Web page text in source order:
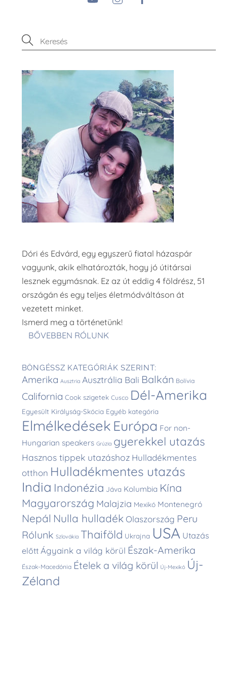
Dóri és Edvárd, egy egyszerű fiatal házaspár
vagyunk, akik elhatározták, hogy jó útitársai
lesznek egymásnak. Ez az út eddig 4 földrész, 51
országán és egy teljes életmódváltáson át
vezetett minket.
Ismerd meg a történetünk!
BŐVEBBEN RÓLUNK
BÖNGÉSSZ KATEGÓRIÁK SZERINT:
Amerika Ausztria Ausztrália Bali Balkán Bolívia
California Cook szigetek Cusco Dél-Amerika
Egyesült Királyság-Skócia Egyéb kategória
Elmélkedések Európa For non-
Hungarian speakers Grúzia gyerekkel utazás
Hasznos tippek utazáshoz Hulladékmentes
otthon Hulladékmentes utazás
India Indonézia Jáva Kolumbia Kína
Magyarország Malajzia Mexikó Montenegró
Nepál Nulla hulladék Olaszország Peru
Rólunk Szlovákia Thaiföld Ukrajna USA Utazás
előtt Ágyaink a világ körül Észak-Amerika
Észak-Macedónia Ételek a világ körül Új-Mexikó Új-
Zéland